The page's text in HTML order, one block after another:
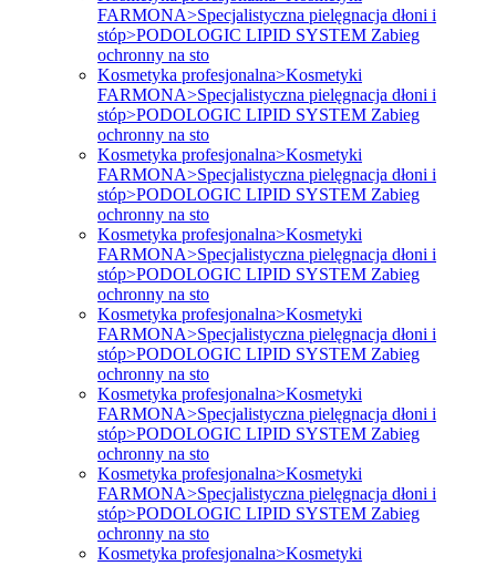
FARMONA>Specjalistyczna pielęgnacja dłoni i
stóp>PODOLOGIC LIPID SYSTEM Zabieg
ochronny na sto
Kosmetyka profesjonalna>Kosmetyki
FARMONA>Specjalistyczna pielęgnacja dłoni i
stóp>PODOLOGIC LIPID SYSTEM Zabieg
ochronny na sto
Kosmetyka profesjonalna>Kosmetyki
FARMONA>Specjalistyczna pielęgnacja dłoni i
stóp>PODOLOGIC LIPID SYSTEM Zabieg
ochronny na sto
Kosmetyka profesjonalna>Kosmetyki
FARMONA>Specjalistyczna pielęgnacja dłoni i
stóp>PODOLOGIC LIPID SYSTEM Zabieg
ochronny na sto
Kosmetyka profesjonalna>Kosmetyki
FARMONA>Specjalistyczna pielęgnacja dłoni i
stóp>PODOLOGIC LIPID SYSTEM Zabieg
ochronny na sto
Kosmetyka profesjonalna>Kosmetyki
FARMONA>Specjalistyczna pielęgnacja dłoni i
stóp>PODOLOGIC LIPID SYSTEM Zabieg
ochronny na sto
Kosmetyka profesjonalna>Kosmetyki
FARMONA>Specjalistyczna pielęgnacja dłoni i
stóp>PODOLOGIC LIPID SYSTEM Zabieg
ochronny na sto
Kosmetyka profesjonalna>Kosmetyki